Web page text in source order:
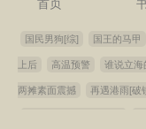
首页
国民男狗[综] 国王的马甲
上后 高温预警 谁说立海
两摊素面震撼 再遇港雨[破